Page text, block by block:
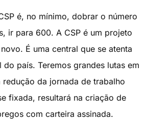
é, no mínimo, dobrar o número
ir para 600. A CSP é um projeto
É uma central que se atenta
do país. Teremos grandes lutas em
redução da jornada de trabalho
fixada, resultará na criação de
com carteira assinada.